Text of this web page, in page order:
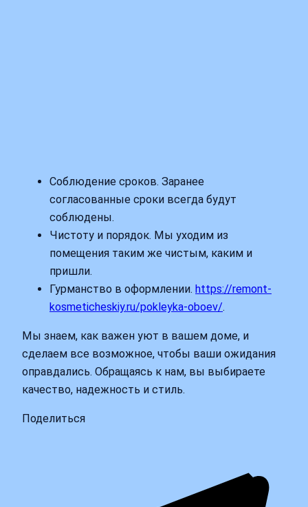
Соблюдение сроков. Заранее
согласованные сроки всегда будут
соблюдены.
Чистоту и порядок. Мы уходим из
помещения таким же чистым, каким и
пришли.
Гурманство в оформлении. https://remont-
kosmeticheskiy.ru/pokleyka-oboev/.
Мы знаем, как важен уют в вашем доме, и
сделаем все возможное, чтобы ваши ожидания
оправдались. Обращаясь к нам, вы выбираете
качество, надежность и стиль.
Поделиться